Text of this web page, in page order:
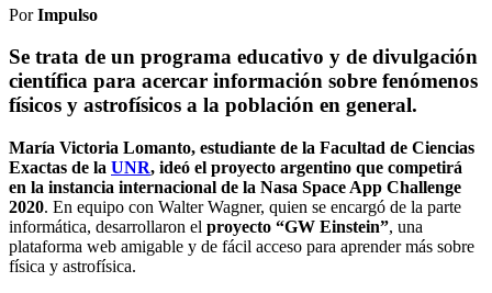
PorImpulso
Se trata de un programa educativo y de divulgación
científica para acercar información sobre fenómenos
físicos y astrofísicos a la población en general.
María Victoria Lomanto, estudiante de la Facultad de Ciencias
Exactas de la UNR, ideó el proyecto argentino que competirá
en la instancia internacional de la Nasa Space App Challenge
2020. En equipo con Walter Wagner, quien se encargó de la parte
informática, desarrollaron el proyecto “GW Einstein”, una
plataforma web amigable y de fácil acceso para aprender más sobre
física y astrofísica.